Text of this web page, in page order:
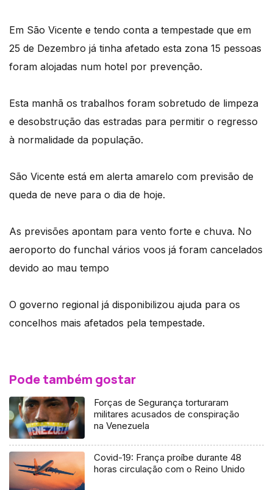
Em São Vicente e tendo conta a tempestade que em
25 de Dezembro já tinha afetado esta zona 15 pessoas
foram alojadas num hotel por prevenção.
Esta manhã os trabalhos foram sobretudo de limpeza
e desobstrução das estradas para permitir o regresso
à normalidade da população.
São Vicente está em alerta amarelo com previsão de
queda de neve para o dia de hoje.
As previsões apontam para vento forte e chuva. No
aeroporto do funchal vários voos já foram cancelados
devido ao mau tempo
O governo regional já disponibilizou ajuda para os
concelhos mais afetados pela tempestade.
Pode também gostar
Forças de Segurança torturaram
militares acusados de conspiração
na Venezuela
Covid-19: França proíbe durante 48
horas circulação com o Reino Unido